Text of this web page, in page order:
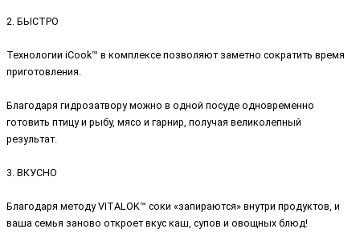
2. БЫСТРО
Технологии iCook™ в комплексе позволяют заметно сократить время
приготовления.
Благодаря гидрозатвору можно в одной посуде одновременно
готовить птицу и рыбу, мясо и гарнир, получая великолепный
результат.
3. ВКУСНО
Благодаря методу VITALOK™ соки «запираются» внутри продуктов, и
ваша семья заново откроет вкус каш, супов и овощных блюд!